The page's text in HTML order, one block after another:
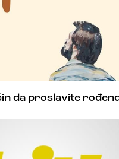
da proslavite